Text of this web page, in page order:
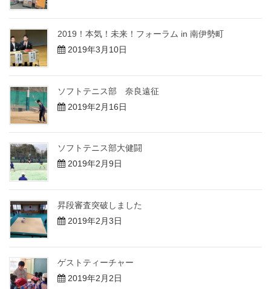
2019！本気！未来！フォーラム in 南伊勢町
2019年3月10日
ソフトテニス部 奈良遠征
2019年2月16日
ソフトテニス部大健闘
2019年2月9日
昇段審査突破しました
2019年2月3日
ゲストティーチャー
2019年2月2日